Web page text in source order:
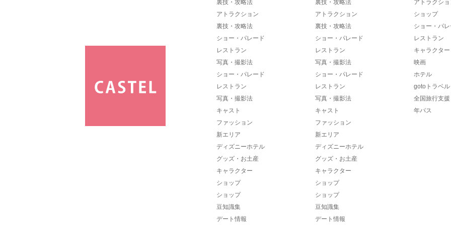
裏技・攻略法
アトラクション
裏技・攻略法
ショー・パレード
レストラン
写真・撮影法
ショー・パレード
レストラン
写真・撮影法
キャスト
ファッション
新エリア
ディズニーホテル
グッズ・お土産
キャラクター
ショップ
ショップ
豆知識集
デート情報
裏技・攻略法
アトラクション
裏技・攻略法
ショー・パレード
レストラン
写真・撮影法
ショー・パレード
レストラン
写真・撮影法
キャスト
ファッション
新エリア
ディズニーホテル
グッズ・お土産
キャラクター
ショップ
ショップ
豆知識集
デート情報
アトラクシ
ショップ
ショー・パ
レストラン
キャラクター
映画
ホテル
gotoトラベル
全国旅行支援
年パス